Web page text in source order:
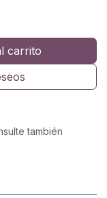
carrito
también